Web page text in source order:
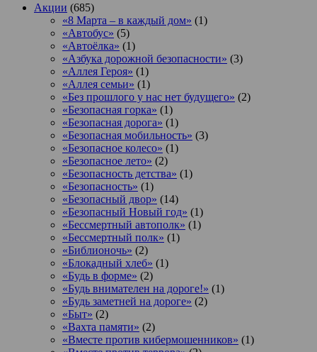
Акции (685)
«8 Марта – в каждый дом» (1)
«Автобус» (5)
«Автоёлка» (1)
«Азбука дорожной безопасности» (3)
«Аллея Героя» (1)
«Аллея семьи» (1)
«Без прошлого у нас нет будущего» (2)
«Безопасная горка» (1)
«Безопасная дорога» (1)
«Безопасная мобильность» (3)
«Безопасное колесо» (1)
«Безопасное лето» (2)
«Безопасность детства» (1)
«Безопасность» (1)
«Безопасный двор» (14)
«Безопасный Новый год» (1)
«Бессмертный автополк» (1)
«Бессмертный полк» (1)
«Библионочь» (2)
«Блокадный хлеб» (1)
«Будь в форме» (2)
«Будь внимателен на дороге!» (1)
«Будь заметней на дороге» (2)
«Быт» (2)
«Вахта памяти» (2)
«Вместе против кибермошенников» (1)